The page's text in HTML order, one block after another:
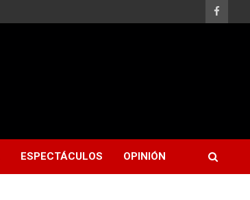
ESPECTÁCULOS OPINIÓN